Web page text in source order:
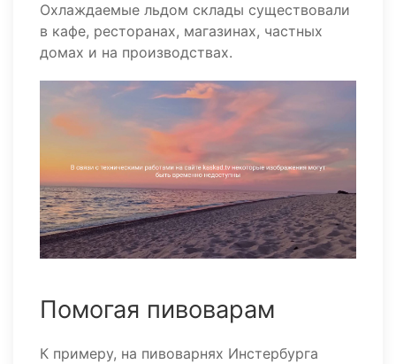
Охлаждаемые льдом склады существовали
в кафе, ресторанах, магазинах, частных
домах и на производствах.
Помогая пивоварам
К примеру, на пивоварнях Инстербурга